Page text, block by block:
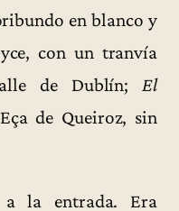
en blanco y
con un tranvía
de Dublín;El
de Queiroz, sin
la entrada. Era